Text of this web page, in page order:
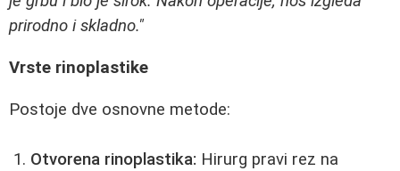
prirodno i skladno."
Vrste rinoplastike
Postoje dve osnovne metode:
Otvorena rinoplastika: Hirurg pravi rez na